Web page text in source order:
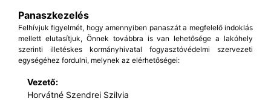
Panaszkezelés
Felhívjuk figyelmét, hogy amennyiben panaszát a megfelelő indoklás
mellett elutasítjuk, Önnek továbbra is van lehetősége a lakóhely
szerinti illetéskes kormányhivatal fogyasztóvédelmi szervezeti
egységéhez fordulni, melynek az elérhetőségei:
Vezető:
Horvátné Szendrei Szilvia